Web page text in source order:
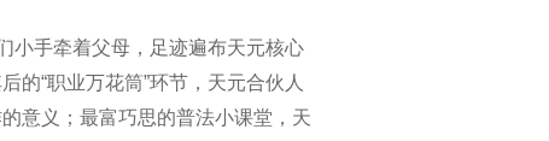
小手牵着父母，足迹遍布天元核心
的“职业万花筒”环节，天元合伙人
意义；最富巧思的普法小课堂，天